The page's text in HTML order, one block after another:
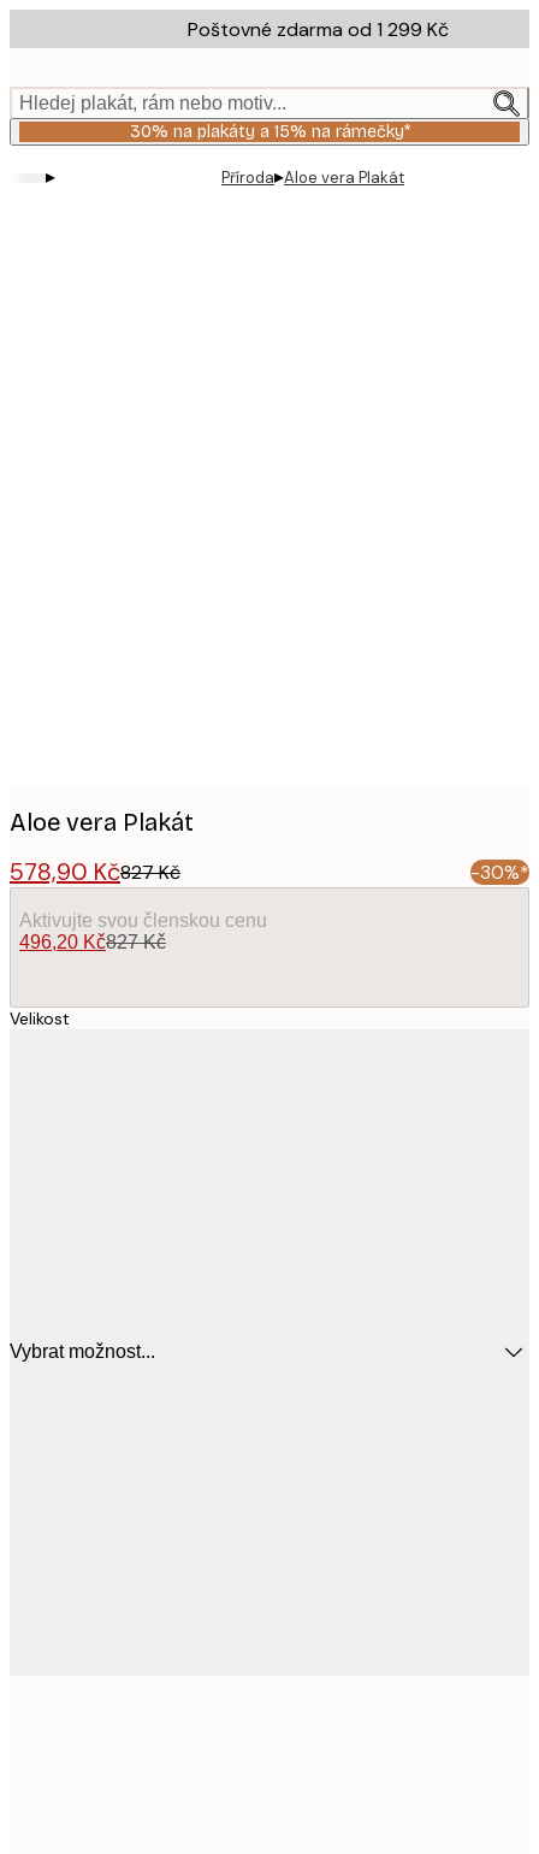
to
content.
Poštovné zdarma od 1 299 Kč
Hledej plakát, rám nebo motiv...
30% na plakáty a 15% na rámečky*
▸ Příroda▸Aloe vera Plakát
Aloe vera Plakát
578,90 Kč827 Kč -30%*
Aktivujte svou členskou cenu
496,20 Kč827 Kč
Velikost
Vybrat možnost...